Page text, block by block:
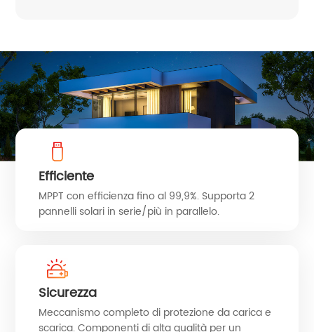
Efficiente
MPPT con efficienza fino al 99,9%. Supporta 2
pannelli solari in serie/più in parallelo.
Sicurezza
Meccanismo completo di protezione da carica e
scarica. Componenti di alta qualità per un